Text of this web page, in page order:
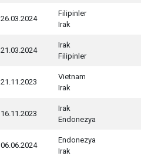
26.03.2024
Filipinler
Irak
21.03.2024
Irak
Filipinler
21.11.2023
Vietnam
Irak
16.11.2023
Irak
Endonezya
06.06.2024
Endonezya
Irak